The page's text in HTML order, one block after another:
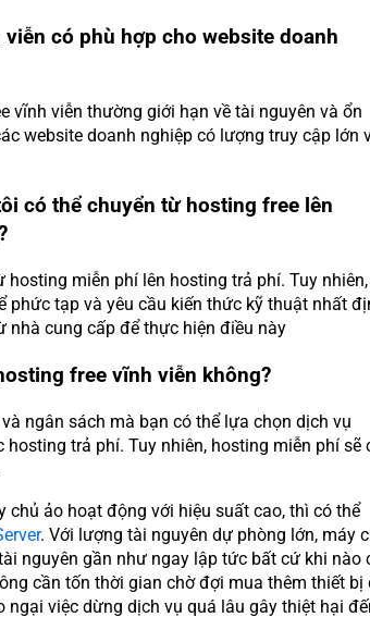
có phù hợp cho website doanh
vĩnh viễn thường giới hạn về tài nguyên và ổn
website doanh nghiệp có lượng truy cập lớn
có thể chuyển từ hosting free lên
hosting miễn phí lên hosting trả phí. Tuy nhiên,
phức tạp và yêu cầu kiến thức kỹ thuật nhất
nhà cung cấp để thực hiện điều này
free vĩnh viễn không?
ngân sách mà bạn có thể lựa chọn dịch vụ
hosting trả phí. Tuy nhiên, hosting miễn phí sẽ
chủ ảo hoạt động với hiệu suất cao, thì có thể
. Với lượng tài nguyên dự phòng lớn, máy
nguyên gần như ngay lập tức bất cứ khi nào
cần tốn thời gian chờ đợi mua thêm thiết bị
ngại việc dừng dịch vụ quá lâu gây thiệt hại